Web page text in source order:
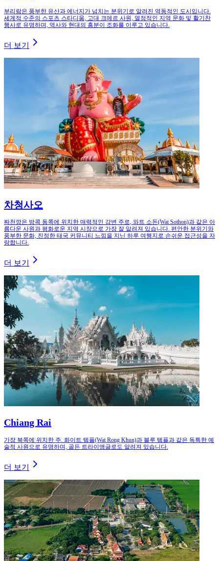
부리람은 풍부한 유산과 에너지가 넘치는 분위기로 알려진 역동적인 도시입니다.
세계적 수준의 스포츠 스타디움, 고대 크메르 사원, 열정적인 지역 문화 및 활기찬
행사로 유명하며, 역사와 현대의 흥분이 조화를 이루고 있습니다.
더 보기
차청사오
짜천깡은 방콕 동쪽에 위치한 매력적인 강변 주로, 와트 소돈(Wat Sothon)과 같은 아
름다운 사원과 평화로운 지역 시장으로 가장 잘 알려져 있습니다. 편안한 분위기와
풍부한 문화, 진정한 태국 커뮤니티 느낌을 지닌 하루 여행지로 손쉬운 접근성을 자
랑합니다.
더 보기
Chiang Rai
가장 북쪽에 위치한 주. 화이트 템플(Wat Rong Khun)과 블루 템플과 같은 독특한 예
술적 사원으로 유명하며, 골든 트라이앵글로도 알려져 있습니다.
더 보기